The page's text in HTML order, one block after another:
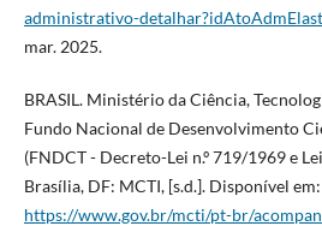
administrativo-
mar. 2025.
BRASIL. Ministério da Ciência,
Fundo Nacional de Desenvolvimento
(FNDCT - Decreto-Lei n.º 719/1969 e
Brasília, DF: MCTI, [s.d.]. Disponível em:
https://www.gov.br/mcti/pt-br/